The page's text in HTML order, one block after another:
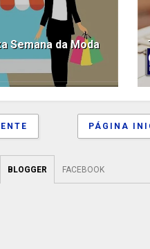
Semana da Moda
PÁGINA
BLOGGER FACEBOOK